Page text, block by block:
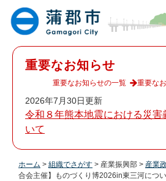
重要なお知らせ
2026年7月30日更新
令和８年熊本地震における災害
いて
重要なお知らせの一覧 重要な
ホーム > 組織でさがす > 産業振興部 > 産業
合会主催】ものづくり博2026in東三河につ